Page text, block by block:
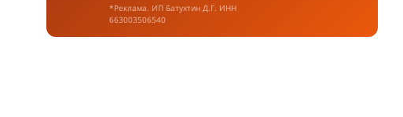
*Реклама. ИП Батухтин Д.Г. ИНН
663003506540